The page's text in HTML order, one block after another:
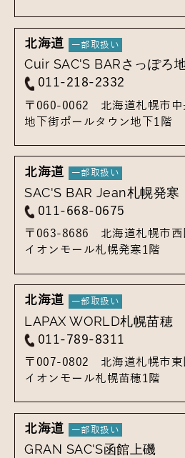
北海道
Cuir SAC'S BARさっぽろ
011-218-2332
〒060-0062 北海道札幌市
地下街ポールタウン地下1階
北海道
SAC'S BAR Jean札幌発寒
011-668-0675
〒063-8686 北海道札幌市
イオンモール札幌発寒1階
北海道
LAPAX WORLD札幌苗穂
011-789-8311
〒007-0802 北海道札幌市
イオンモール札幌苗穂1階
北海道
GRAN SAC'S函館上磯